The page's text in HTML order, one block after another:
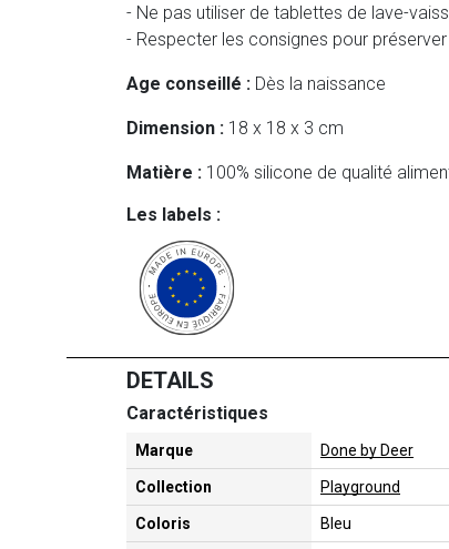
- Ne pas utiliser de tablettes de lave-
- Respecter les consignes pour
Age conseillé : Dès la naissance
Dimension : 18 x 18 x 3 cm
Matière : 100% silicone de qualité
Les labels :
DETAILS
Caractéristiques
Marque Done by Deer
Collection Playground
Coloris Bleu